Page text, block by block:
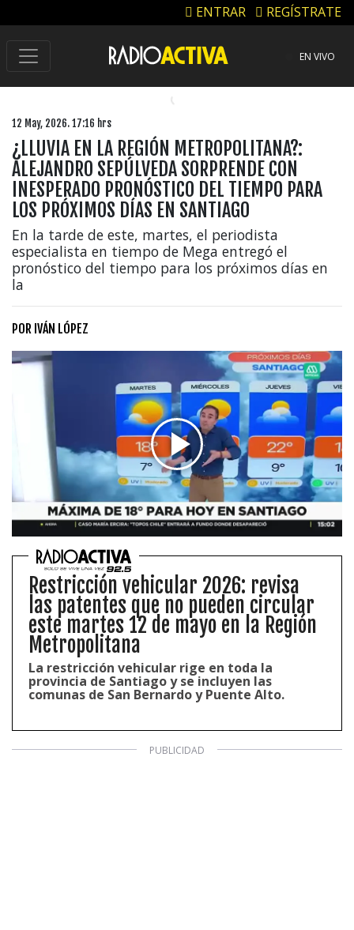
ENTRAR REGÍSTRATE
EN VIVO
12 May, 2026. 17:16 hrs
¿LLUVIA EN LA REGIÓN METROPOLITANA?:
ALEJANDRO SEPÚLVEDA SORPRENDE CON
INESPERADO PRONÓSTICO DEL TIEMPO PARA
LOS PRÓXIMOS DÍAS EN SANTIAGO
En la tarde de este, martes, el periodista
especialista en tiempo de Mega entregó el
pronóstico del tiempo para los próximos días en
la
POR IVÁN LÓPEZ
Restricción vehicular 2026: revisa
las patentes que no pueden circular
este martes 12 de mayo en la Región
Metropolitana
La restricción vehicular rige en toda la
provincia de Santiago y se incluyen las
comunas de San Bernardo y Puente Alto.